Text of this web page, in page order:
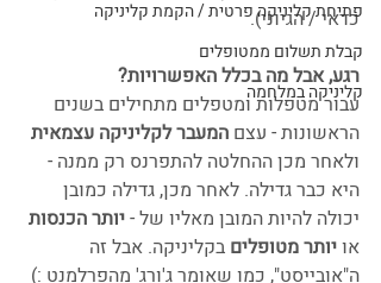
פתיחת קליניקה פרטית / הקמת קליניקה
קבלת תשלום ממטופלים
קליניקה במלחמה
כדאי / הגיוני).
רגע, אבל מה בכלל האפשרויות?
עבור מטפלות ומטפלים מתחילים בשנים
הראשונות - עצם המעבר לקליניקה עצמאית
ולאחר מכן ההחלטה להתפרנס רק ממנה -
היא כבר גדילה. לאחר מכן, גדילה כמובן
יכולה להיות המובן מאליו של - יותר הכנסות
או יותר מטופלים בקליניקה. אבל זה
ה"אובייסט", כמו שאומר ג'ורג' מהפרלמנט :)